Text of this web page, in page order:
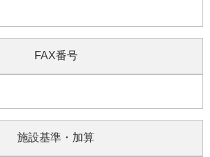
FAX番号
施設基準・加算